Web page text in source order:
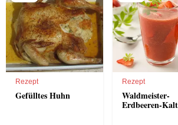
Rezept
Gefülltes Huhn
Rezept
Waldmeister-
Erdbeeren-